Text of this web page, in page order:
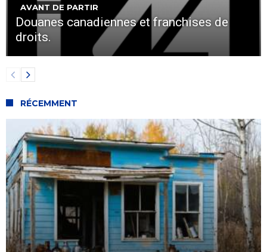
AVANT DE PARTIR
Douanes canadiennes et franchises de
droits.
RÉCEMMENT